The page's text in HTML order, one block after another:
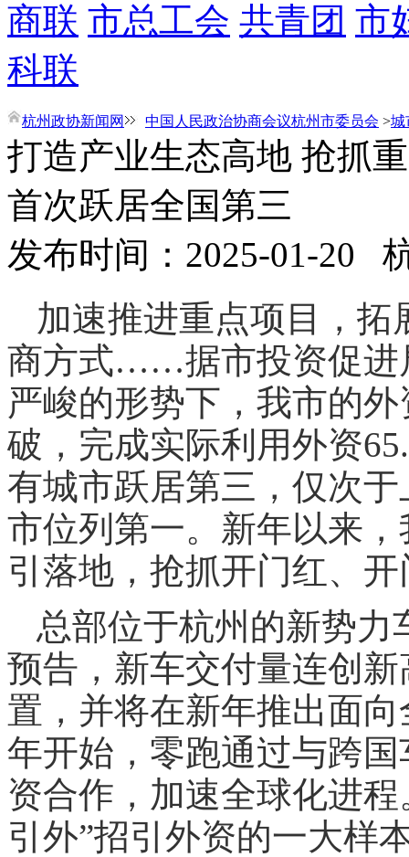
商联 市总工会 共青团 市
科联
杭州政协新闻网 中国人民政治协商会议杭州市委员会 >城
打造产业生态高地 抢抓
首次跃居全国第三
发布时间：2025-01-20
加速推进重点项目，
商方式……据市投资促进
严峻的形势下，我市的
破，完成实际利用外资
有城市跃居第三，仅次
市位列第一。新年以来
引落地，抢抓开门红、
总部位于杭州的新势力
预告，新车交付量连创
置，并将在新年推出面
年开始，零跑通过与跨
资合作，加速全球化进
引外”招引外资的一大样